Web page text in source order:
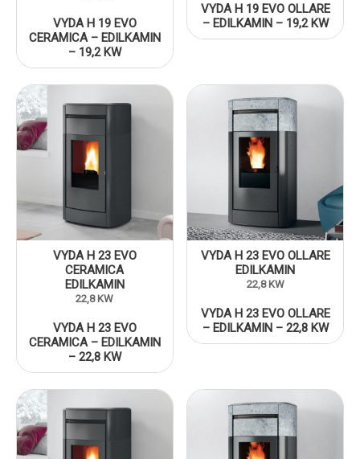
VYDA H 19 EVO
CERAMICA – EDILKAMIN
– 19,2 KW
VYDA H 19 EVO OLLARE
– EDILKAMIN – 19,2 KW
VYDA H 23 EVO
CERAMICA
EDILKAMIN
22,8 KW
VYDA H 23 EVO
CERAMICA – EDILKAMIN
– 22,8 KW
VYDA H 23 EVO OLLARE
EDILKAMIN
22,8 KW
VYDA H 23 EVO OLLARE
– EDILKAMIN – 22,8 KW